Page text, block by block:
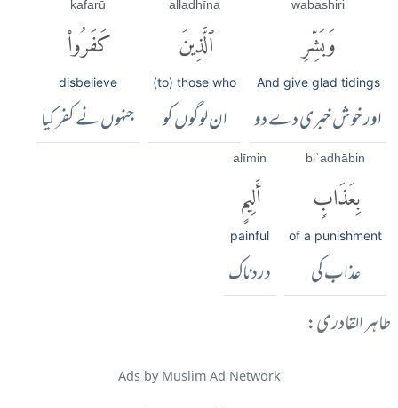
wabashiri
وَبَشِّرِ
And give glad tidings
اور خوش خبری دے دو
alladhīna
ٱلَّذِينَ
(to) those who
ان لوگوں کو
kafarū
كَفَرُوا۟
disbelieve
جنہوں نے کفر کیا
biʿadhābin
بِعَذَابٍ
of a punishment
عذاب کی
alīmin
أَلِيمٍ
painful
دردناک
طاہر القادری:
Ads by Muslim Ad Network